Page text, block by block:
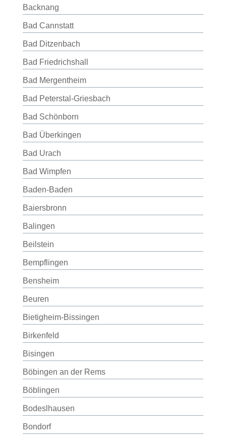
Backnang
Bad Cannstatt
Bad Ditzenbach
Bad Friedrichshall
Bad Mergentheim
Bad Peterstal-Griesbach
Bad Schönborn
Bad Überkingen
Bad Urach
Bad Wimpfen
Baden-Baden
Baiersbronn
Balingen
Beilstein
Bempflingen
Bensheim
Beuren
Bietigheim-Bissingen
Birkenfeld
Bisingen
Böbingen an der Rems
Böblingen
Bodeslhausen
Bondorf